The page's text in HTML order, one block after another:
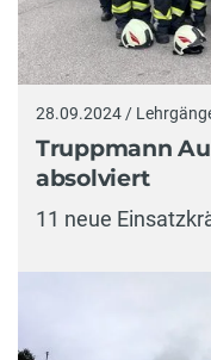
28.09.2024 /
Truppmann
absolviert
11 neue